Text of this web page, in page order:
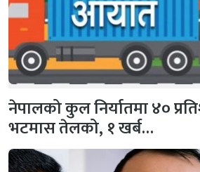
नेपालको कुल निर्यातमा ४०
भटमास तेलको, १ खर्ब…